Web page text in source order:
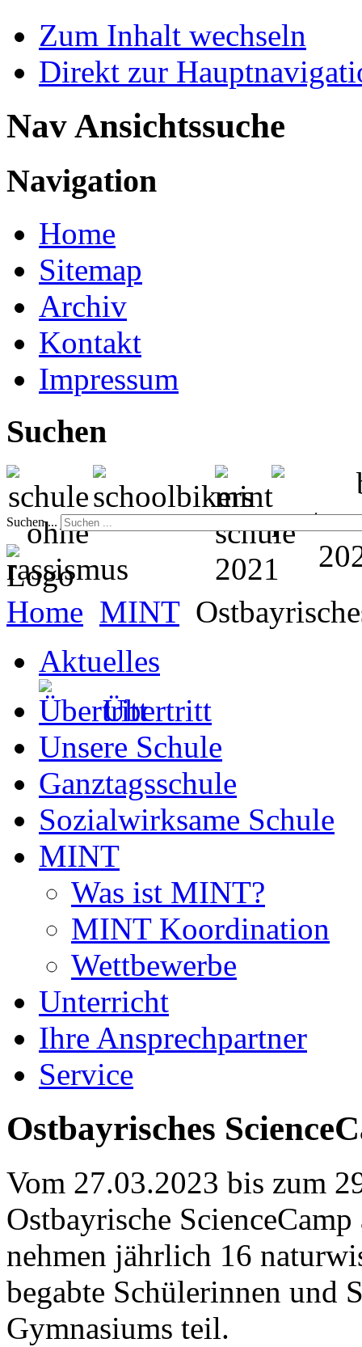
Zum Inhalt wechseln
Direkt zur
Nav Ansichtssuche
Navigation
Home
Sitemap
Archiv
Kontakt
Impressum
Suchen
Suchen ...
Home MINT
Aktuelles
Übertritt
Unsere Schule
Ganztagsschule
Sozialwirksame Schule
MINT
Was ist MINT?
MINT Koordination
Wettbewerbe
Unterricht
Ihre Ansprechpartner
Service
Ostbayrisches
Vom 27.03.2023 bis zum
Ostbayrische
nehmen jährlich 16
begabte Schülerinnen und
Gymnasiums teil.